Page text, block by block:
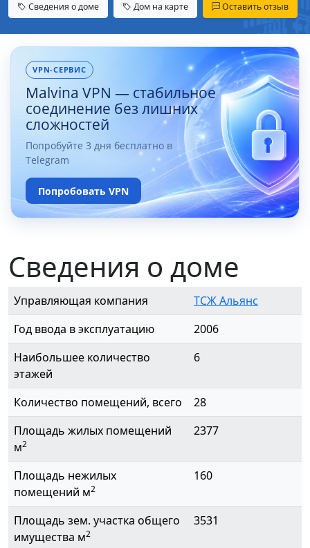
Сведения о доме Дом на карте Оставить отзыв
VPN-СЕРВИС
Malvina VPN — стабильное
соединение без лишних
сложностей
Попробуйте 3 дня бесплатно в
Telegram
Попробовать VPN
Сведения о доме
Управляющая компания
ТСЖ Альянс
Год ввода в эксплуатацию
2006
Наибольшее количество
этажей
6
Количество помещений, всего
28
Площадь жилых помещений
м2
2377
Площадь нежилых
помещений м2
160
Площадь зем. участка общего
имущества м2
3531